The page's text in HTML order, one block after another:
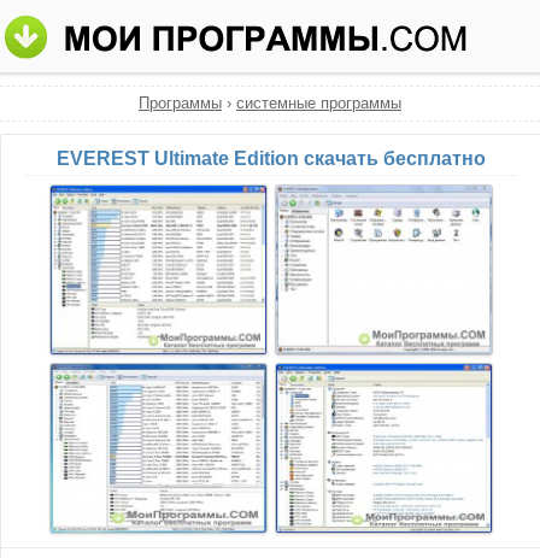
Программы › системные программы
EVEREST Ultimate Edition скачать бесплатно